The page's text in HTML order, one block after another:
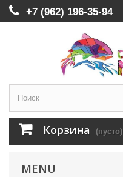
+7 (962) 196-35-94
Корзина (пусто)
MENU